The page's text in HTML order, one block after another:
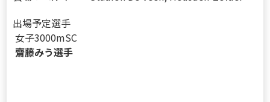
出場予定選手
女子3000mSC
齋藤みう選手